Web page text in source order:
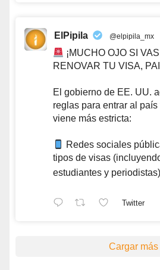
ElPipila @elpipila_mx
¡MUCHO OJO SI
RENOVAR TU VISA,
El gobierno de EE. UU.
reglas para entrar al
viene más estricta:
Redes sociales
tipos de visas
estudiantes y periodistas)
Twitter
Cargar más